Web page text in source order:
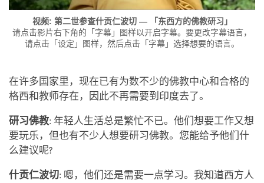
视频: 第二世参查什贡仁波切 — 「东西方的佛教研习」
请点击影片右下角的「字幕」图样以开启字幕。要更改字幕语言，
请点击「设定」图样，然后点击「字幕」选择想要的语言。
在许多国家里，现在已有为数不少的佛教中心和合格的
格西和教师存在，因此不再需要到印度去了。
研习佛教: 年轻人生活总是繁忙不已。他们想要工作又想
要玩乐，但也有不少人想要研习佛教。您能给予他们什
么建议呢?
什贡仁波切: 嗯，他们还是需要一点学习。我知道西方人